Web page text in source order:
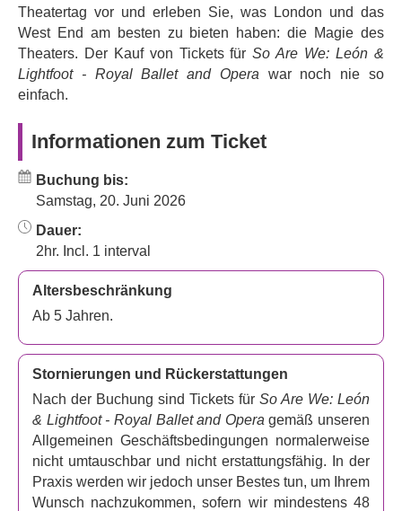
Buchen Sie jetzt und verpassen Sie nicht dieses
eindrucksvolle Programm mit zwei Geschichten über
menschliche Beziehungen, Einsamkeit und die
Komplexität des Lebens.
Theatertag vor und erleben Sie, was London und das
West End am besten zu bieten haben: die Magie des
Theaters. Der Kauf von Tickets fürSo Are We: León &
Lightfoot - Royal Ballet and Opera war noch nie so
einfach.
Informationen zum Ticket
Buchung bis:
Samstag, 20. Juni 2026
Dauer:
2hr. Incl. 1 interval
Altersbeschränkung
Ab 5 Jahren.
Stornierungen und Rückerstattungen
Nach der Buchung sind Tickets für So Are We: León
& Lightfoot - Royal Ballet and Opera gemäß unseren
Allgemeinen Geschäftsbedingungen normalerweise
nicht umtauschbar und nicht erstattungsfähig. In der
Praxis werden wir jedoch unser Bestes tun, um Ihrem
Wunsch nachzukommen, sofern wir mindestens 48